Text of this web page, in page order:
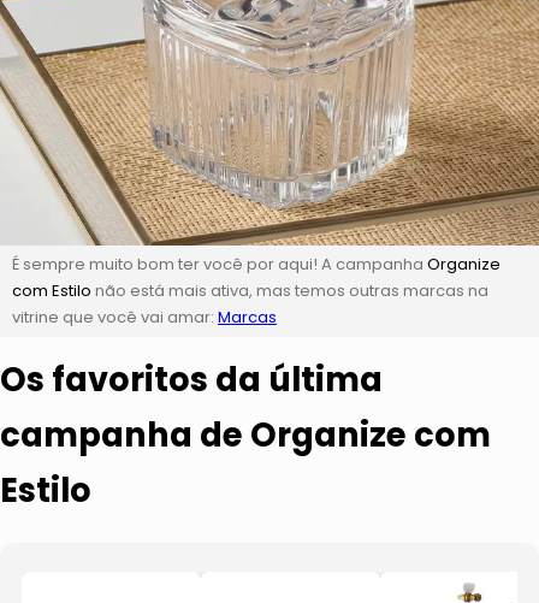
É sempre muito bom ter você por aqui! A campanha Organize
com Estilo não está mais ativa, mas temos outras marcas na
vitrine que você vai amar: Marcas
Os favoritos da última
campanha de Organize com
Estilo